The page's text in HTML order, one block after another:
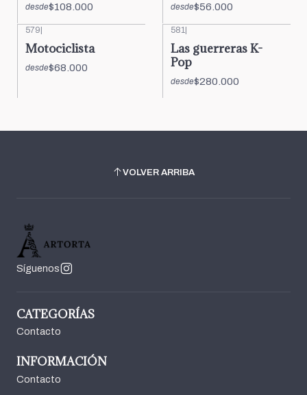
desde$108.000 desde$56.000
579|
Motociclista
desde$68.000
581 |
Las guerreras K-
Pop
desde$280.000
VOLVER ARRIBA
Síguenos
CATEGORÍAS
Contacto
INFORMACIÓN
Contacto